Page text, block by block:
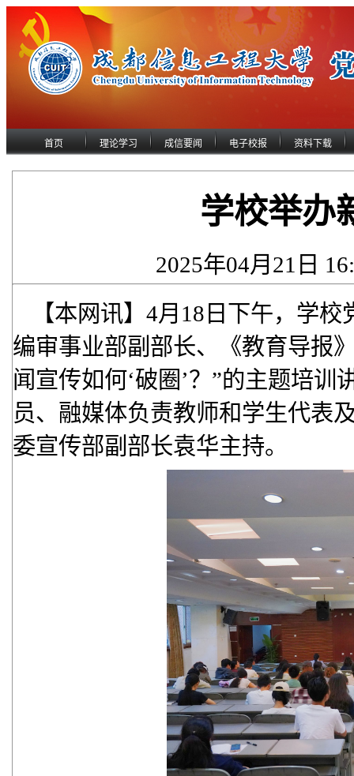
首页 理论学习 成信要闻 电子校报 资料下载
学校举办
2025年04月21日
【本网讯】4月18日下午，学
编审事业部副部长、《教育导报
闻宣传如何‘破圈’？”的主题培
员、融媒体负责教师和学生代表
委宣传部副部长袁华主持。